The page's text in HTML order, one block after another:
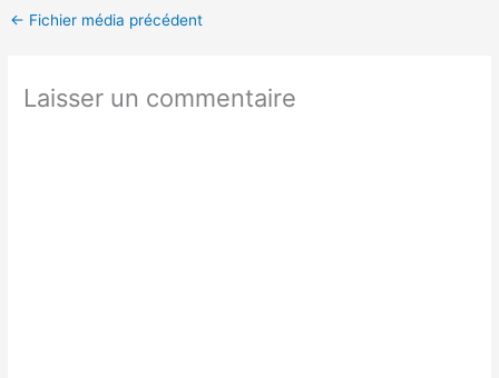
← Fichier média précédent
Laisser un commentaire